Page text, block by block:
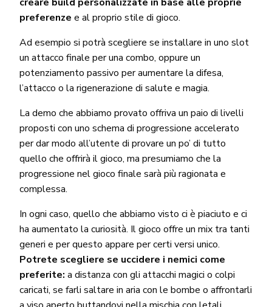
preferenze e al proprio stile di gioco.
Ad esempio si potrà scegliere se installare in uno slot
un attacco finale per una combo, oppure un
potenziamento passivo per aumentare la difesa,
l’attacco o la rigenerazione di salute e magia.
La demo che abbiamo provato offriva un paio di livelli
proposti con uno schema di progressione accelerato
per dar modo all’utente di provare un po’ di tutto
quello che offrirà il gioco, ma presumiamo che la
progressione nel gioco finale sarà più ragionata e
complessa.
In ogni caso, quello che abbiamo visto ci è piaciuto e ci
ha aumentato la curiosità. Il gioco offre un mix tra tanti
generi e per questo appare per certi versi unico.
Potrete scegliere se uccidere i nemici come
preferite: a distanza con gli attacchi magici o colpi
caricati, se farli saltare in aria con le bombe o affrontarli